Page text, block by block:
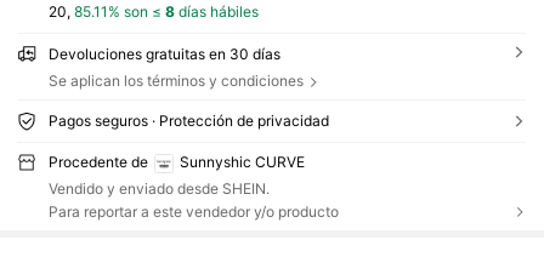
20, 85.11% son ≤ 8días hábiles
Devoluciones gratuitas en 30 días
Se aplican los términos y condiciones
Pagos seguros · Protección de privacidad
Procedente de
Sunnyshic CURVE
Vendido y enviado desde SHEIN.
Para reportar a este vendedor y/o producto